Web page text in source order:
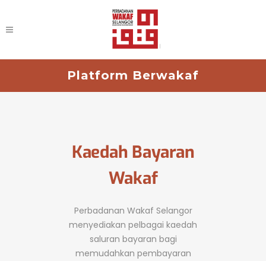
Platform Berwakaf
Kaedah Bayaran
Wakaf
Perbadanan Wakaf Selangor
menyediakan pelbagai kaedah
saluran bayaran bagi
memudahkan pembayaran